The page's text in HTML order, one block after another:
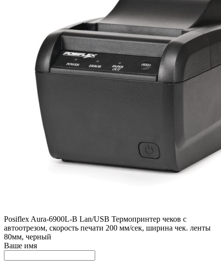
Posiflex Aura-6900L-B Lan/USB Термопринтер чеков с
автоотрезом, скорость печати 200 мм/сек, ширина чек. ленты
80мм, черный
Ваше имя